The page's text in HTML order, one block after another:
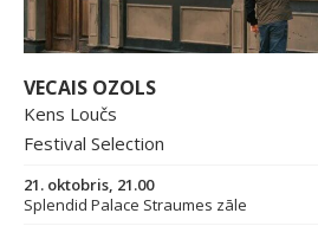
VECAIS OZOLS
Kens Loučs
Festival Selection
21. oktobris, 21.00
Splendid Palace Straumes zāle